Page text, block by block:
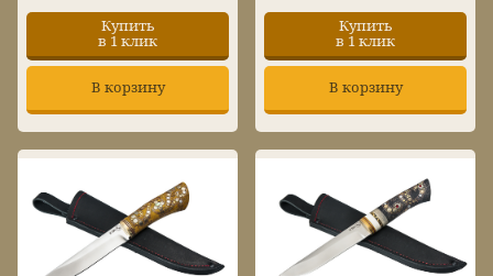
Купить
в 1 клик
В корзину
Купить
в 1 клик
В корзину